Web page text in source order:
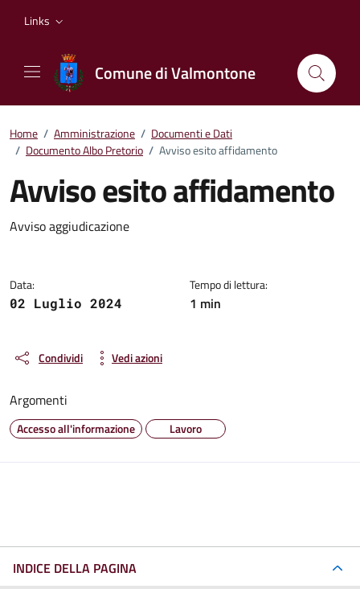
Links
Comune di Valmontone
Home / Amministrazione / Documenti e Dati
/ Documento Albo Pretorio / Avviso esito affidamento
Avviso esito affidamento
Dettagli del documento
Avviso aggiudicazione
Data:
02 Luglio 2024
Tempo di lettura:
1 min
Condividi Vedi azioni
Argomenti
Accesso all'informazione Lavoro
INDICE DELLA PAGINA